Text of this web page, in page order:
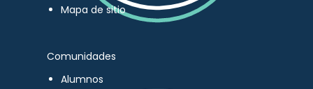
Mapa de sitio
Comunidades
Alumnos